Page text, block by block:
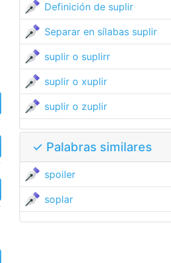
Definición de suplir
Separar en sílabas suplir
suplir o suplirr
suplir o xuplir
suplir o zuplir
✓ Palabras similares
spoiler
soplar